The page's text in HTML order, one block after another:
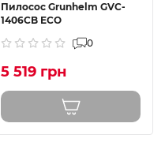
Пилосос Grunhelm GVC-
1406CB ECO
0
5 519 грн